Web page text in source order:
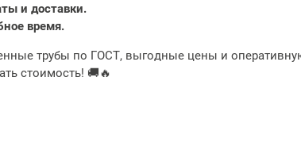
цен на
трубы
2026
Подробее
и доставки.
время.
трубы по ГОСТ, выгодные цены и
стоимость! 🚚🔥